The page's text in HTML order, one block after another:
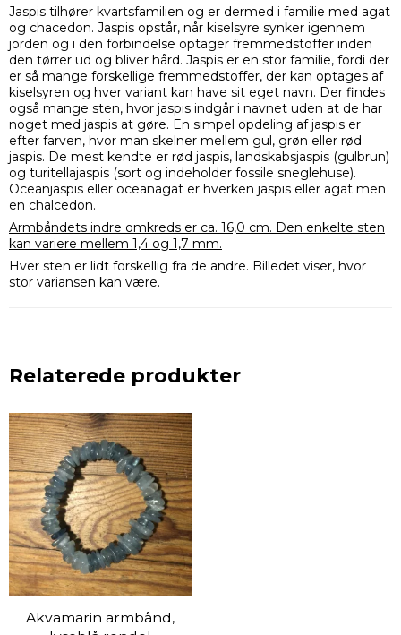
Jaspis tilhører kvartsfamilien og er dermed i familie med agat
og chacedon. Jaspis opstår, når kiselsyre synker igennem
jorden og i den forbindelse optager fremmedstoffer inden
den tørrer ud og bliver hård. Jaspis er en stor familie, fordi der
er så mange forskellige fremmedstoffer, der kan optages af
kiselsyren og hver variant kan have sit eget navn. Der findes
også mange sten, hvor jaspis indgår i navnet uden at de har
noget med jaspis at gøre. En simpel opdeling af jaspis er
efter farven, hvor man skelner mellem gul, grøn eller rød
jaspis. De mest kendte er rød jaspis, landskabsjaspis (gulbrun)
og turitellajaspis (sort og indeholder fossile sneglehuse).
Oceanjaspis eller oceanagat er hverken jaspis eller agat men
en chalcedon.
Armbåndets indre omkreds er ca. 16,0 cm. Den enkelte sten
kan variere mellem 1,4 og 1,7 mm.
Hver sten er lidt forskellig fra de andre. Billedet viser, hvor
stor variansen kan være.
Relaterede produkter
Akvamarin armbånd,